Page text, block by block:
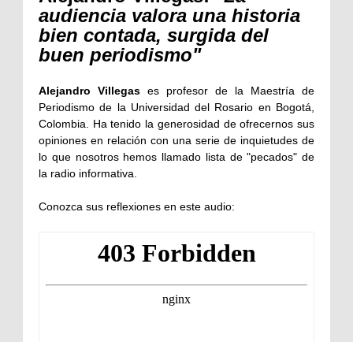
audiencia valora una historia
bien contada, surgida del
buen periodismo"
Alejandro Villegas es profesor de la Maestría de
Periodismo de la Universidad del Rosario en Bogotá,
Colombia. Ha tenido la generosidad de ofrecernos sus
opiniones en relación con una serie de inquietudes de
lo que nosotros hemos llamado lista de "pecados" de
la radio informativa.
Conozca sus reflexiones en este audio: